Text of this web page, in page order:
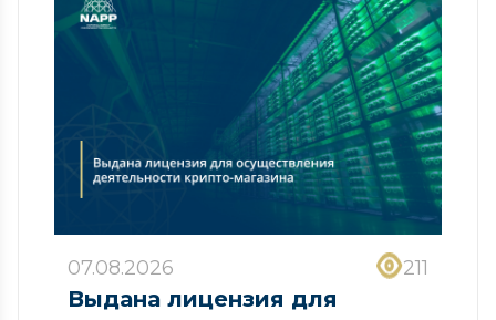
07.08.2026 211
Выдана лицензия для